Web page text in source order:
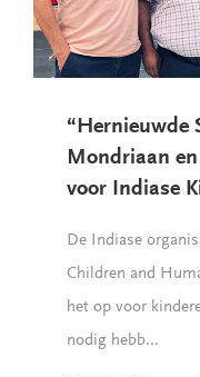
“Hernieuwde
Mondriaan
voor Indiase
De Indiase
Children and
het op voor
nodig hebb...